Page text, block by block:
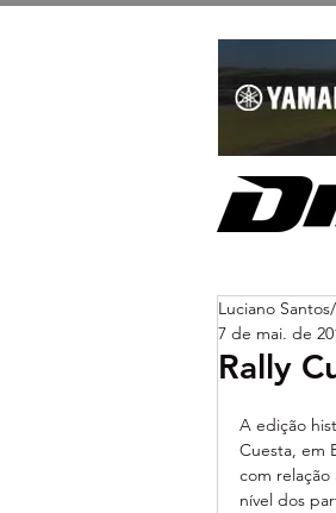
Rally
Luciano
7 de mai. de
A edição
Cuesta, em
com
nível dos